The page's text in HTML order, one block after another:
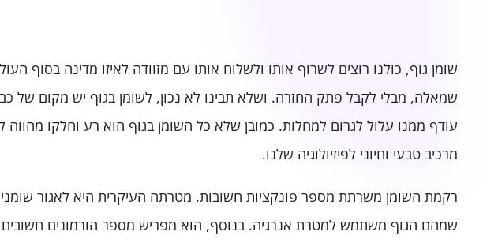
שומן גוף, כולנו רוצים לשרוף אותו ולשלוח אותו עם מזוודה לאיזו מדינה בסוף
שמאלה, מבלי לקבל פתק החזרה. ושלא תבינו לא נכון, לשומן בגוף יש מקום של
עודף ממנו עלול לגרום למחלות. כמובן שלא כל השומן בגוף הוא רע וחלקו
מרכיב טבעי וחיוני לפיזיולוגיה שלנו.
רקמת השומן משרתת מספר פונקציות חשובות. מטרתה העיקרית היא לאגור
שמהם הגוף משתמש למטרת אנרגיה. בנוסף, הוא מפריש מספר הורמונים